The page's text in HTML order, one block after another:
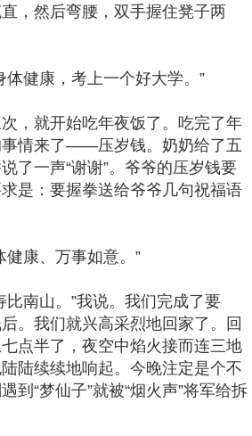
，然后弯腰，双手握住凳子两
体健康，考上一个好大学。”
，就开始吃年夜饭了。吃完了年
事情来了——压岁钱。奶奶给了五
了一声“谢谢”。爷爷的压岁钱要
是：要握拳送给爷爷几句祝福语
健康、万事如意。”
比南山。”我说。我们完成了要
。我们就兴高采烈地回家了。回
点半了，夜空中焰火接而连三地
陆续续地响起。今晚注定是个不
到“梦仙子”就被“烟火声”将军给拆